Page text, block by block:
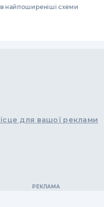
найпоширеніші схеми
для вашої реклами